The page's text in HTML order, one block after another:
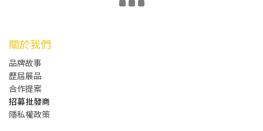
關於我們
品牌故事
歷屆展品
合作提案
招募批發商
隱私權政策